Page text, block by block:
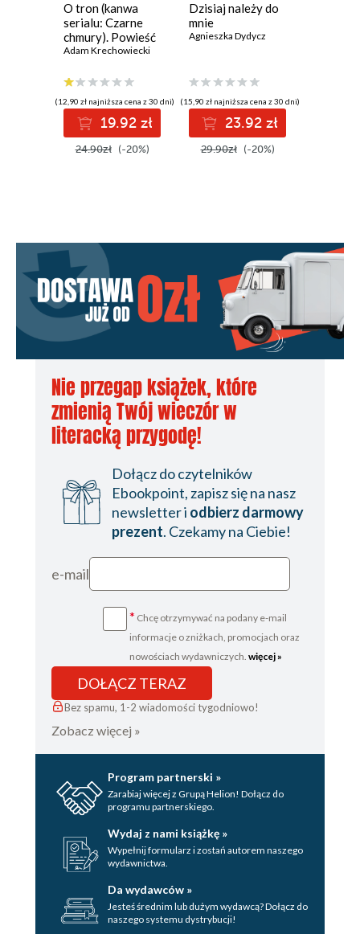
O tron (kanwa
serialu: Czarne
chmury). Powieść
historyczna z XVII
Adam Krechowiecki
(12,90 zł najniższa cena z 30 dni)
19.92 zł
24.90zł (-20%)
Dzisiaj należy do
mnie
Agnieszka Dydycz
(15,90 zł najniższa cena z 30 dni)
23.92 zł
29.90zł (-20%)
Nie przegap książek, które
zmienią Twój wieczór w
literacką przygodę!
Dołącz do czytelników
Ebookpoint, zapisz się na nasz
newsletter i odbierz darmowy
prezent. Czekamy na Ciebie!
e-mail
* Chcę otrzymywać na podany e-mail
informacje o zniżkach, promocjach oraz
nowościach wydawniczych. więcej »
DOŁĄCZ TERAZ
Bez spamu, 1-2 wiadomości tygodniowo!
Zobacz więcej »
Program partnerski »
Zarabiaj więcej z Grupą Helion! Dołącz do
programu partnerskiego.
Wydaj z nami książkę »
Wypełnij formularz i zostań autorem naszego
wydawnictwa.
Da wydawców »
Jesteś średnim lub dużym wydawcą? Dołącz do
naszego systemu dystrybucji!